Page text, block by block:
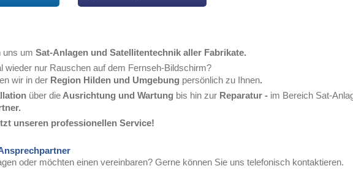
uns um Sat-Anlagen und Satellitentechnik aller Fabrikate.
wieder nur Rauschen auf dem Fernseh-Bildschirm?
wir in der Region Hilden und Umgebung persönlich zu Ihnen.
über die Ausrichtung und Wartung bis hin zur Reparatur - im Bereich Sat-
unseren professionellen Service!
oder möchten einen vereinbaren? Gerne können Sie uns telefonisch kontaktieren.